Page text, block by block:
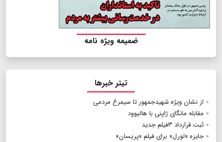
ضمیمه ویژه نامه
تیتر خبرها
از نشان ویژه شهیدجمهور تا سیمرغ مردمی
مقابله مانگای ژاپنی با ‌هالیوود
ثبت قرارداد ۳فیلم جدید
جایزه «لورل» برای فیلم «پریسان»